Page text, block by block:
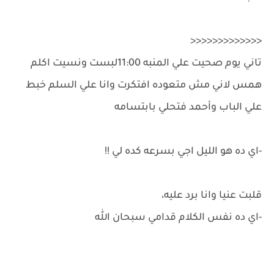
<<<<<<<<<<<<<
تاني يوم صحيت علي المنبه 11:00لبست ونسيت اكلم
همس لاني مش متعوده افتكرت وانا علي السلم خبط
علي الباب وأحمد فتحلي بابتسامه
-اي ده هو الليل اجي بسرعه كده لي !!
قلبت عنيا وانا برد عليه،
-اي ده نفس الكلام قدامي سبحان الله